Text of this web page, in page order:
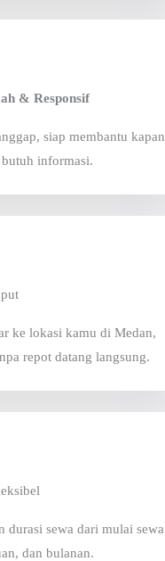
& Responsif
siap membantu kapan
butuh informasi.
ke lokasi kamu di Medan,
repot datang langsung.
durasi sewa dari mulai sewa
dan bulanan.